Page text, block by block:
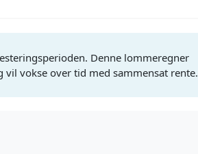
Denne lommeregner
vokse over tid med sammensat rente.